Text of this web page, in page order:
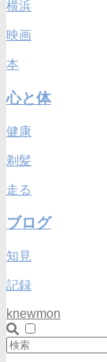
横浜
映画
本
心と体
健康
剃髪
走る
ブログ
知見
記録
knewmon